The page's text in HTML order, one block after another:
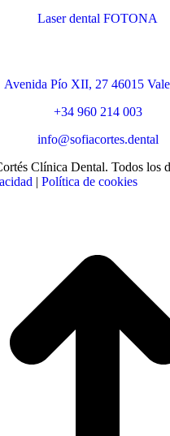
Laser dental FOTONA
Avenida Pío XII, 27 46015
+34 960 214 003
info@sofiacortes.dental
Clínica Dental. Todos los
| Política de cookies